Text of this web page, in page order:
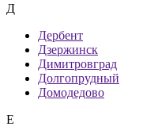
Д
Дербент
Дзержинск
Димитровград
Долгопрудный
Домодедово
Е